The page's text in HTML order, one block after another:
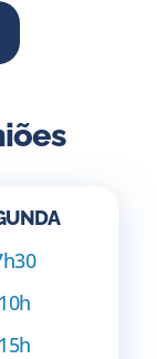
10h
15h